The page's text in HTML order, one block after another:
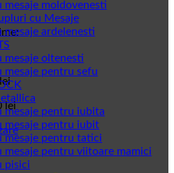
lei
lei
mesaje moldovenesti
cu Mesaje
mesaje ardelenesti
mesaje oltenesti
mesaje pentru sefu
mesaje pentru iubita
mesaje pentru iubit
mesaje pentru tatici
mesaje pentru viitoare mamici
pisici